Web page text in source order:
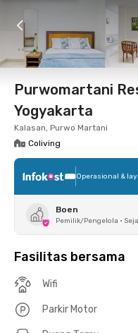
8 Agt 26 -
Foto Fasilitas
Purwomartani
Yogyakarta
Kalasan, Purwo Martani
Coliving
Operasional &
Boen
Pemilik/Pengelola •
Fasilitas bersama
Wifi
Parkir Motor